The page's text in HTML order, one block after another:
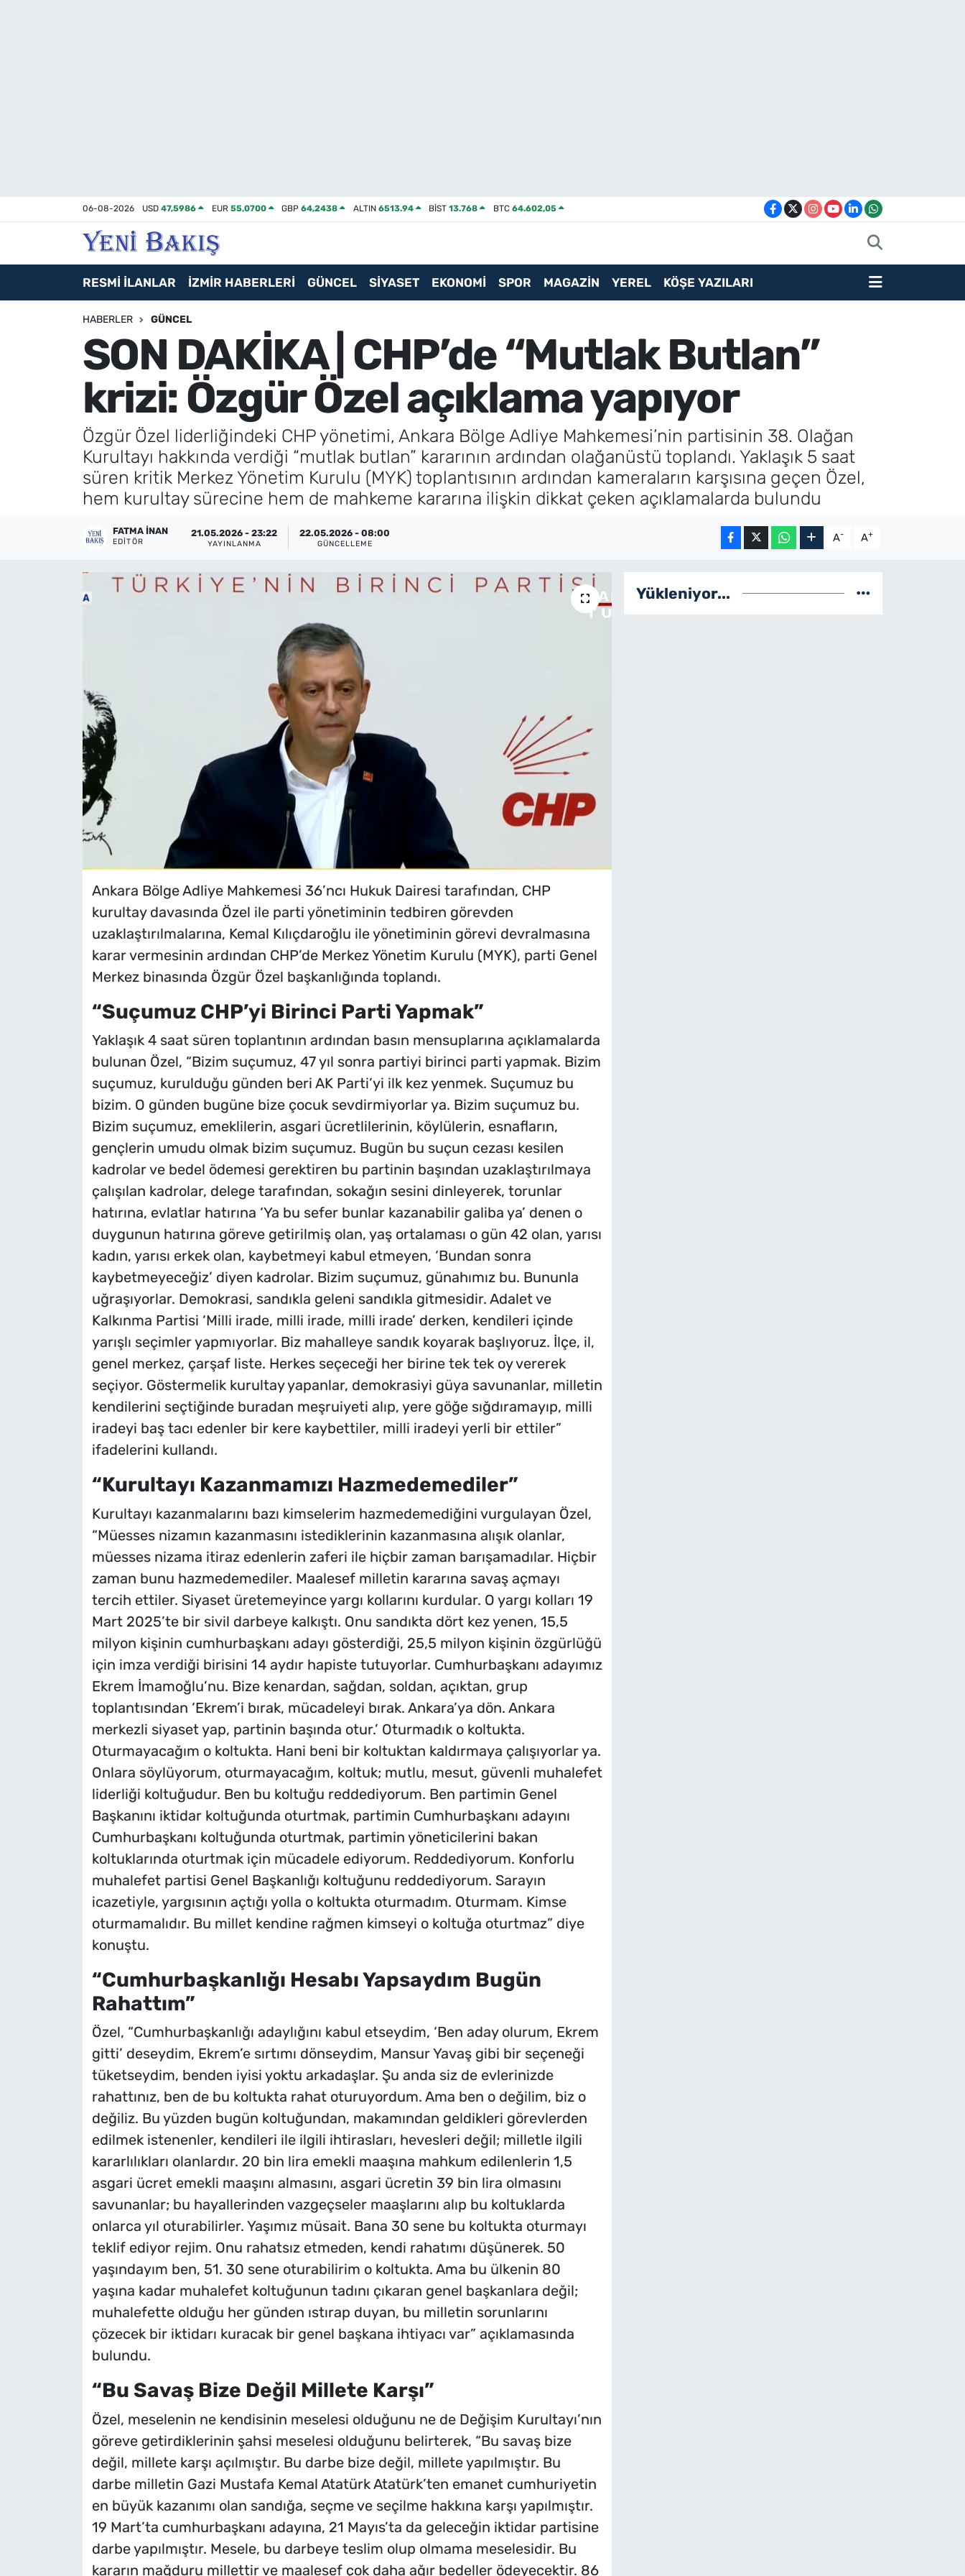
06-08-2026 USD47,5986 EUR 55,0700 GBP64,2438 ALTIN 6513.94 BİST13.768 BTC 64.602,05
RESMİ İLANLAR İZMİR HABERLERİ GÜNCEL SİYASET EKONOMİ SPOR MAGAZİN YEREL KÖŞE YAZILARI
HABERLER GÜNCEL
SON DAKİKA | CHP’de “Mutlak Butlan”
krizi: Özgür Özel açıklama yapıyor
Özgür Özel liderliğindeki CHP yönetimi, Ankara Bölge Adliye Mahkemesi’nin partisinin 38. Olağan
Kurultayı hakkında verdiği “mutlak butlan” kararının ardından olağanüstü toplandı. Yaklaşık 5 saat
süren kritik Merkez Yönetim Kurulu (MYK) toplantısının ardından kameraların karşısına geçen Özel,
hem kurultay sürecine hem de mahkeme kararına ilişkin dikkat çeken açıklamalarda bulundu
FATMA İNAN
EDITÖR
21.05.2026 - 23:22
YAYINLANMA
22.05.2026 - 08:00
GÜNCELLEME A- A+
Ankara Bölge Adliye Mahkemesi 36’ncı Hukuk Dairesi tarafından, CHP
kurultay davasında Özel ile parti yönetiminin tedbiren görevden
uzaklaştırılmalarına, Kemal Kılıçdaroğlu ile yönetiminin görevi devralmasına
karar vermesinin ardından CHP’de Merkez Yönetim Kurulu (MYK), parti Genel
Merkez binasında Özgür Özel başkanlığında toplandı.
“Suçumuz CHP’yi Birinci Parti Yapmak”
Yaklaşık 4 saat süren toplantının ardından basın mensuplarına açıklamalarda
bulunan Özel, “Bizim suçumuz, 47 yıl sonra partiyi birinci parti yapmak. Bizim
suçumuz, kurulduğu günden beri AK Parti’yi ilk kez yenmek. Suçumuz bu
bizim. O günden bugüne bize çocuk sevdirmiyorlar ya. Bizim suçumuz bu.
Bizim suçumuz, emeklilerin, asgari ücretlilerinin, köylülerin, esnafların,
gençlerin umudu olmak bizim suçumuz. Bugün bu suçun cezası kesilen
kadrolar ve bedel ödemesi gerektiren bu partinin başından uzaklaştırılmaya
çalışılan kadrolar, delege tarafından, sokağın sesini dinleyerek, torunlar
hatırına, evlatlar hatırına ‘Ya bu sefer bunlar kazanabilir galiba ya’ denen o
duygunun hatırına göreve getirilmiş olan, yaş ortalaması o gün 42 olan, yarısı
kadın, yarısı erkek olan, kaybetmeyi kabul etmeyen, ‘Bundan sonra
kaybetmeyeceğiz’ diyen kadrolar. Bizim suçumuz, günahımız bu. Bununla
uğraşıyorlar. Demokrasi, sandıkla geleni sandıkla gitmesidir. Adalet ve
Kalkınma Partisi ‘Milli irade, milli irade, milli irade’ derken, kendileri içinde
yarışlı seçimler yapmıyorlar. Biz mahalleye sandık koyarak başlıyoruz. İlçe, il,
genel merkez, çarşaf liste. Herkes seçeceği her birine tek tek oy vererek
seçiyor. Göstermelik kurultay yapanlar, demokrasiyi güya savunanlar, milletin
kendilerini seçtiğinde buradan meşruiyeti alıp, yere göğe sığdıramayıp, milli
iradeyi baş tacı edenler bir kere kaybettiler, milli iradeyi yerli bir ettiler”
ifadelerini kullandı.
“Kurultayı Kazanmamızı Hazmedemediler”
Kurultayı kazanmalarını bazı kimselerim hazmedemediğini vurgulayan Özel,
“Müesses nizamın kazanmasını istediklerinin kazanmasına alışık olanlar,
müesses nizama itiraz edenlerin zaferi ile hiçbir zaman barışamadılar. Hiçbir
zaman bunu hazmedemediler. Maalesef milletin kararına savaş açmayı
tercih ettiler. Siyaset üretemeyince yargı kollarını kurdular. O yargı kolları 19
Mart 2025’te bir sivil darbeye kalkıştı. Onu sandıkta dört kez yenen, 15,5
milyon kişinin cumhurbaşkanı adayı gösterdiği, 25,5 milyon kişinin özgürlüğü
için imza verdiği birisini 14 aydır hapiste tutuyorlar. Cumhurbaşkanı adayımız
Ekrem İmamoğlu’nu. Bize kenardan, sağdan, soldan, açıktan, grup
toplantısından ‘Ekrem’i bırak, mücadeleyi bırak. Ankara’ya dön. Ankara
merkezli siyaset yap, partinin başında otur.’ Oturmadık o koltukta.
Oturmayacağım o koltukta. Hani beni bir koltuktan kaldırmaya çalışıyorlar ya.
Onlara söylüyorum, oturmayacağım, koltuk; mutlu, mesut, güvenli muhalefet
liderliği koltuğudur. Ben bu koltuğu reddediyorum. Ben partimin Genel
Başkanını iktidar koltuğunda oturtmak, partimin Cumhurbaşkanı adayını
Cumhurbaşkanı koltuğunda oturtmak, partimin yöneticilerini bakan
koltuklarında oturtmak için mücadele ediyorum. Reddediyorum. Konforlu
muhalefet partisi Genel Başkanlığı koltuğunu reddediyorum. Sarayın
icazetiyle, yargısının açtığı yolla o koltukta oturmadım. Oturmam. Kimse
oturmamalıdır. Bu millet kendine rağmen kimseyi o koltuğa oturtmaz” diye
konuştu.
“Cumhurbaşkanlığı Hesabı Yapsaydım Bugün
Rahattım”
Özel, “Cumhurbaşkanlığı adaylığını kabul etseydim, ‘Ben aday olurum, Ekrem
gitti’ deseydim, Ekrem’e sırtımı dönseydim, Mansur Yavaş gibi bir seçeneği
tüketseydim, benden iyisi yoktu arkadaşlar. Şu anda siz de evlerinizde
rahattınız, ben de bu koltukta rahat oturuyordum. Ama ben o değilim, biz o
değiliz. Bu yüzden bugün koltuğundan, makamından geldikleri görevlerden
edilmek istenenler, kendileri ile ilgili ihtirasları, hevesleri değil; milletle ilgili
kararlılıkları olanlardır. 20 bin lira emekli maaşına mahkum edilenlerin 1,5
asgari ücret emekli maaşını almasını, asgari ücretin 39 bin lira olmasını
savunanlar; bu hayallerinden vazgeçseler maaşlarını alıp bu koltuklarda
onlarca yıl oturabilirler. Yaşımız müsait. Bana 30 sene bu koltukta oturmayı
teklif ediyor rejim. Onu rahatsız etmeden, kendi rahatımı düşünerek. 50
yaşındayım ben, 51. 30 sene oturabilirim o koltukta. Ama bu ülkenin 80
yaşına kadar muhalefet koltuğunun tadını çıkaran genel başkanlara değil;
muhalefette olduğu her günden ıstırap duyan, bu milletin sorunlarını
çözecek bir iktidarı kuracak bir genel başkana ihtiyacı var” açıklamasında
bulundu.
“Bu Savaş Bize Değil Millete Karşı”
Özel, meselenin ne kendisinin meselesi olduğunu ne de Değişim Kurultayı’nın
göreve getirdiklerinin şahsi meselesi olduğunu belirterek, “Bu savaş bize
değil, millete karşı açılmıştır. Bu darbe bize değil, millete yapılmıştır. Bu
darbe milletin Gazi Mustafa Kemal Atatürk Atatürk’ten emanet cumhuriyetin
en büyük kazanımı olan sandığa, seçme ve seçilme hakkına karşı yapılmıştır.
19 Mart’ta cumhurbaşkanı adayına, 21 Mayıs’ta da geleceğin iktidar partisine
darbe yapılmıştır. Mesele, bu darbeye teslim olup olmama meselesidir. Bu
kararın mağduru millettir ve maalesef çok daha ağır bedeller ödeyecektir. 86
Yükleniyor...
Asayiş / Polis-Adliye
Magazin
İletişim